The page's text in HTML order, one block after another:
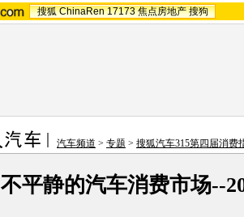
搜狐 ChinaRen 17173 焦点房地产 搜狗
汽车频道 > 专题 > 搜狐汽车315第四届消费
不平静的汽车消费市场--